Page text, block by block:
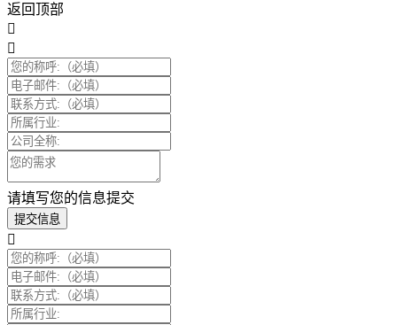
返回顶部
请填写您的信息提交
提交信息